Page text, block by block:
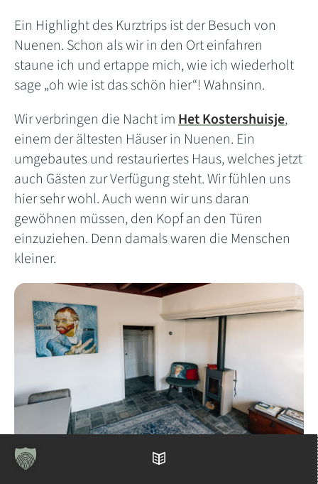
Ein Highlight des Kurztrips ist der Besuch von
Nuenen. Schon als wir in den Ort einfahren
staune ich und ertappe mich, wie ich wiederholt
sage „oh wie ist das schön hier“! Wahnsinn.
Wir verbringen die Nacht im Het Kostershuisje,
einem der ältesten Häuser in Nuenen. Ein
umgebautes und restauriertes Haus, welches jetzt
auch Gästen zur Verfügung steht. Wir fühlen uns
hier sehr wohl. Auch wenn wir uns daran
gewöhnen müssen, den Kopf an den Türen
einzuziehen. Denn damals waren die Menschen
kleiner.
Inhaltsverzeichnis